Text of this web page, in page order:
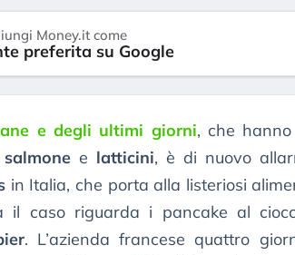
Money.it come
preferita su Google
e degli ultimi giorni, che
salmonee latticini, è di nuovo
in Italia, che porta alla listeriosi
il caso riguarda i pancake al
. L’azienda francese quattro
reale. (…)
24 luglio 2026